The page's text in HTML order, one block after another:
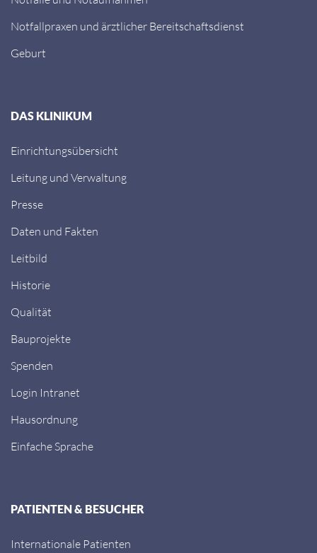
Notfallpraxen und ärztlicher Bereitschaftsdienst
Geburt
DAS KLINIKUM
Einrichtungsübersicht
Leitung und Verwaltung
Presse
Daten und Fakten
Leitbild
Historie
Qualität
Bauprojekte
Spenden
Login Intranet
Hausordnung
Einfache Sprache
PATIENTEN & BESUCHER
Internationale Patienten